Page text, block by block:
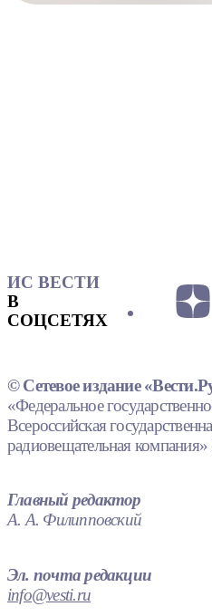
ИС ВЕСТИ
В
СОЦСЕТЯХ
© Сетевое издание
«Федеральное
Всероссийская
радиовещательная
Главный редактор
А. А. Филипповский
Эл. почта редакции
info@vesti.ru